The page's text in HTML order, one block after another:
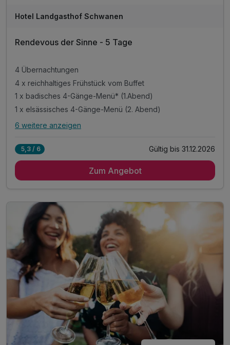
Hotel Landgasthof Schwanen
Rendevous der Sinne - 5 Tage
4 Übernachtungen
4 x reichhaltiges Frühstück vom Buffet
1 x badisches 4-Gänge-Menü* (1.Abend)
1 x elsässisches 4-Gänge-Menü (2. Abend)
Alle Inklusivleistungen
4 x reichhaltiges Frühstück vom Buffet
1 x 1 Flasche Wein
1 x Willkommensgetränk
inkl. 1 Flasche Wasser auf dem Zimmer
inkl. Parkplatz
inkl. WLAN
inkl. Übernachtungssteuer
6 weitere anzeigen
5,3 / 6 Gültig bis 31.12.2026
Zum Angebot